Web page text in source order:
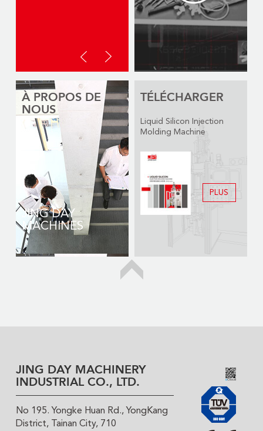
À PROPOS DE
NOUS
JING DAY
MACHINES
TÉLÉCHARGER
Liquid Silicon Injection
Molding Machine
PLUS
JING DAY MACHINERY
INDUSTRIAL CO., LTD.
No 195. Yongke Huan Rd., YongKang
District, Tainan City, 710